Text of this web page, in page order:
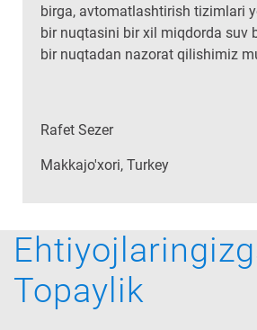
birga, avtomatlashtirish tizimlari
bir nuqtasini bir xil miqdorda suv
bir nuqtadan nazorat qilishimiz
Rafet Sezer
Makkajo'xori, Turkey
Topaylik